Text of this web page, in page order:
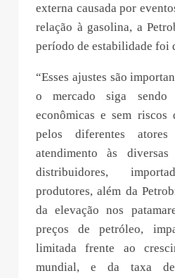
externa causada por
relação à gasolina, a
período de estabilidade foi
“Esses ajustes são
o mercado siga sendo
econômicas e sem riscos
pelos diferentes atores
atendimento às
distribuidores,
produtores, além da
da elevação nos
preços de petróleo,
limitada frente ao
mundial, e da taxa